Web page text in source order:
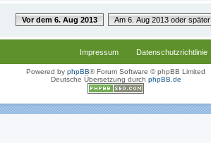
Vor dem 6. Aug 2013 Am 6. Aug 2013 oder später
Datenschutzrichtlinie
Impressum
Powered by phpBB® Forum Software © phpBB Limited
Deutsche Übersetzung durch phpBB.de